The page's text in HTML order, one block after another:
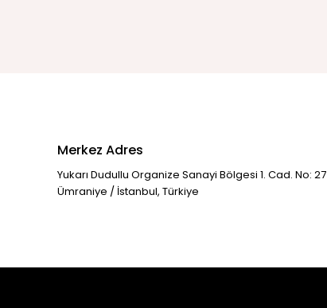
Merkez Adres
Yukarı Dudullu Organize Sanayi Bölgesi 1. Cad. No: 27
Ümraniye / İstanbul, Türkiye